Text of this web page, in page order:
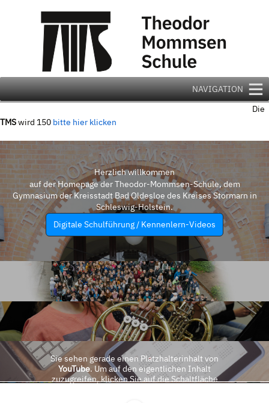
NAVIGATION
Die
TMSwird 150 bitte hier klicken
Herzlich willkommen
auf der Homepage der Theodor-Mommsen-Schule, dem
Gymnasium der Kreisstadt Bad Oldesloe des Kreises Stormarn in
Schleswig-Holstein.
Digitale Schulführung / Kennenlern-Videos
Sie sehen gerade einen Platzhalterinhalt von
YouTube. Um auf den eigentlichen Inhalt
zuzugreifen, klicken Sie auf die Schaltfläche